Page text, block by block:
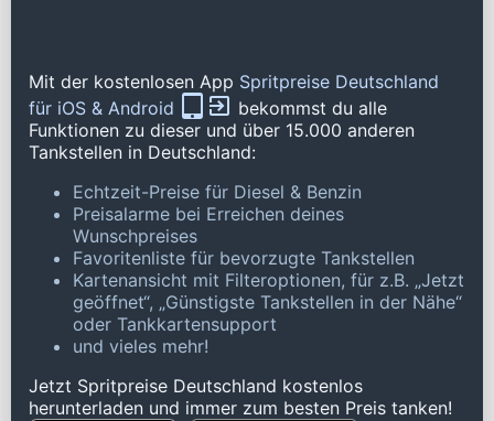
Mit der kostenlosen App Spritpreise Deutschland
für iOS & Android
bekommst du alle
Funktionen zu dieser und über 15.000 anderen
Tankstellen in Deutschland:
Echtzeit-Preise für Diesel & Benzin
Preisalarme bei Erreichen deines
Wunschpreises
Favoritenliste für bevorzugte Tankstellen
Kartenansicht mit Filteroptionen, für z.B. „Jetzt
geöffnet“, „Günstigste Tankstellen in der Nähe“
oder Tankkartensupport
und vieles mehr!
Jetzt Spritpreise Deutschland kostenlos
herunterladen und immer zum besten Preis tanken!